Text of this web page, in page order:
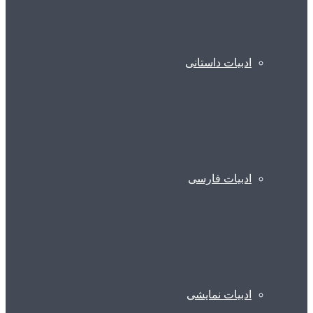
ادبیات داستانی
ادبیات فارسی
ادبیات نمایشی